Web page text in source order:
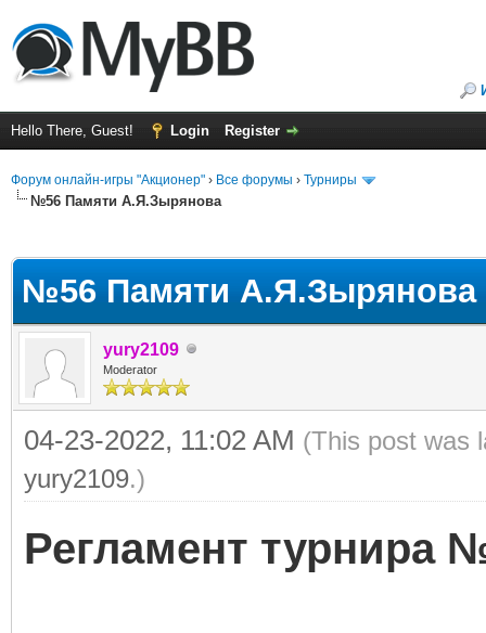
Hello There, Guest! Login Register
Форум онлайн-игры "Акционер" › Все форумы › Турниры
№56 Памяти А.Я.Зырянова
№56 Памяти А.Я.Зырянова
yury2109
Moderator
04-23-2022, 11:02 AM (This post was
yury2109.)
Регламент турнира